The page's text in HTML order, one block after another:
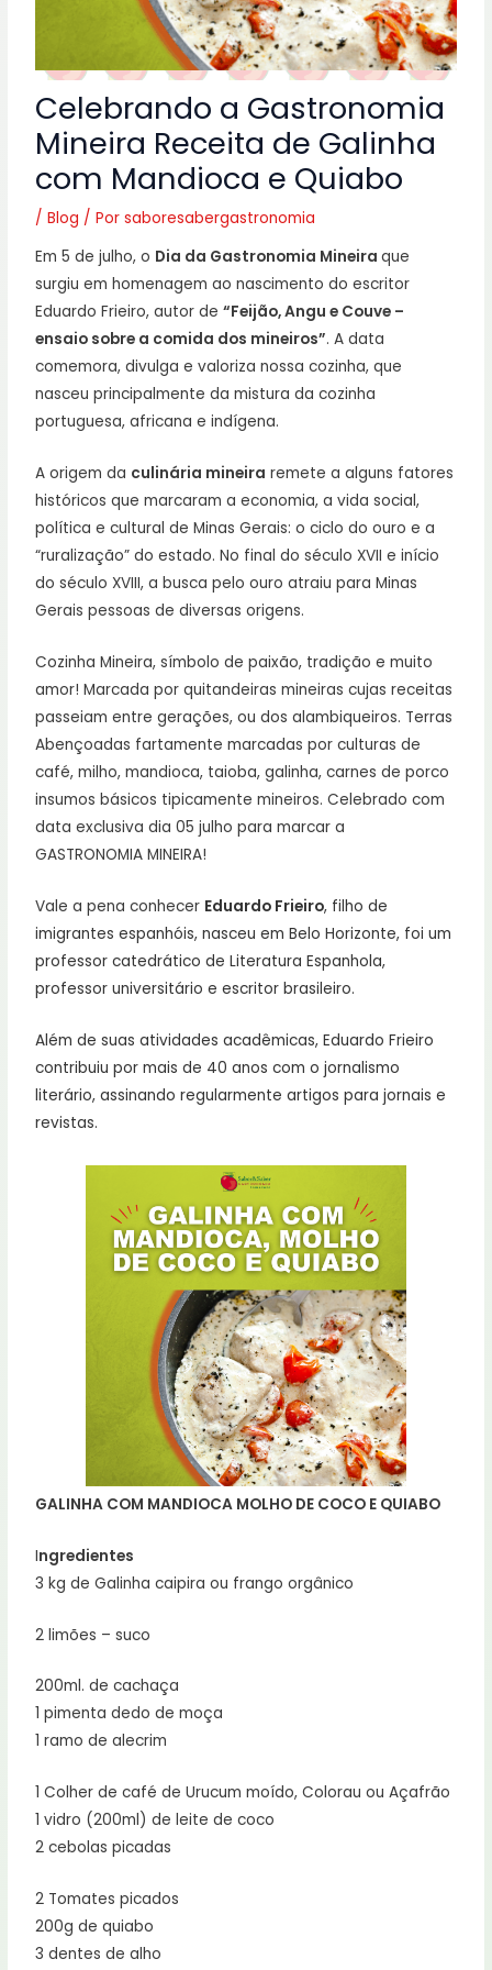
Celebrando a Gastronomia
Mineira Receita de Galinha
com Mandioca e Quiabo
/Blog / Porsaboresabergastronomia
Em 5 de julho, o Dia da Gastronomia Mineiraque
surgiu em homenagem ao nascimento do escritor
Eduardo Frieiro, autor de“Feijão, Angu e Couve –
ensaio sobre a comida dos mineiros”. A data
comemora, divulga e valoriza nossa cozinha, que
nasceu principalmente da mistura da cozinha
portuguesa, africana e indígena.
A origem da culinária mineira remete a alguns fatores
históricos que marcaram a economia, a vida social,
política e cultural de Minas Gerais: o ciclo do ouro e a
“ruralização” do estado. No final do século XVII e início
do século XVIII, a busca pelo ouro atraiu para Minas
Gerais pessoas de diversas origens.
Cozinha Mineira, símbolo de paixão, tradição e muito
amor! Marcada porquitandeiras mineiras cujas receitas
passeiam entre gerações, ou dos alambiqueiros. Terras
Abençoadas fartamente marcadas por culturas de
café, milho, mandioca, taioba, galinha, carnes de porco
insumos básicos tipicamente mineiros. Celebrado com
data exclusiva dia 05 julho para marcar a
GASTRONOMIA MINEIRA!
Vale a pena conhecer Eduardo Frieiro, filho de
imigrantes espanhóis, nasceu em Belo Horizonte, foi um
professor catedrático de Literatura Espanhola,
professor universitário e escritor brasileiro.
Além de suas atividades acadêmicas, Eduardo Frieiro
contribuiu por mais de 40 anos com o jornalismo
literário, assinando regularmente artigos para jornais e
revistas.
GALINHA COM MANDIOCA MOLHO DE COCO E QUIABO
Ingredientes
3 kg de Galinha caipira ou frango orgânico
2 limões – suco
200ml. de cachaça
1 pimenta dedo de moça
1 ramo de alecrim
1 Colher de café de Urucum moído, Colorau ou Açafrão
1 vidro (200ml) de leite de coco
2 cebolas picadas
2 Tomates picados
200g de quiabo
3 dentes de alho